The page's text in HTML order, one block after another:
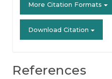
More Citation Formats
Download Citation
References